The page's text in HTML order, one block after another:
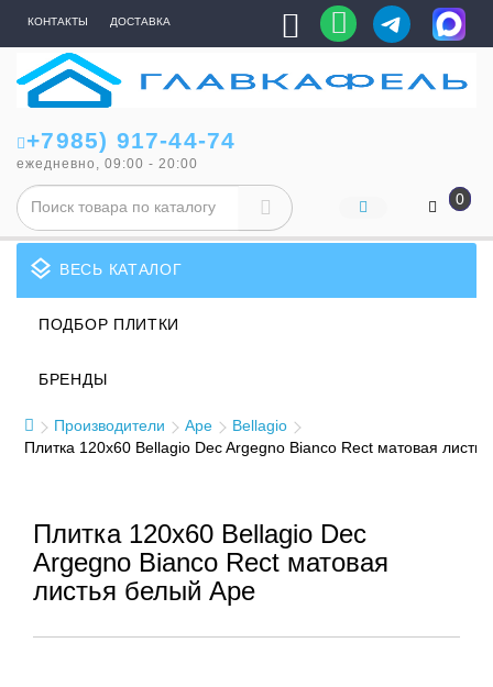
КОНТАКТЫ ДОСТАВКА
+7985) 917-44-74
ежедневно, 09:00 - 20:00
0
layers ВЕСЬ КАТАЛОГ
ПОДБОР ПЛИТКИ
БРЕНДЫ
Производители Ape
Bellagio
Плитка 120x60 Bellagio Dec Argegno Bianco Rect матовая
Плитка 120x60 Bellagio Dec
Argegno Bianco Rect матовая
листья белый Ape